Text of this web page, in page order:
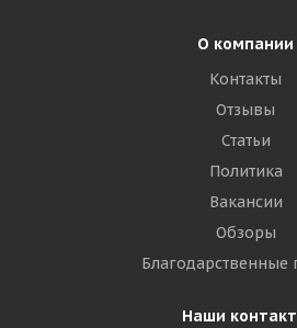
О компании
Контакты
Отзывы
Статьи
Политика
Вакансии
Обзоры
Благодарственные
Наши